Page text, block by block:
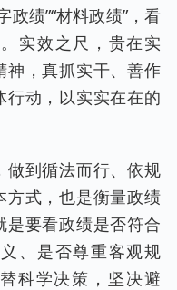
政绩”“材料政绩”，看
实效之尺，贵在实
神，真抓实干、善作
动，以实实在在的
做到循法而行、依规
方式，也是衡量政绩
是要看政绩是否符合
、是否尊重客观规
科学决策，坚决避